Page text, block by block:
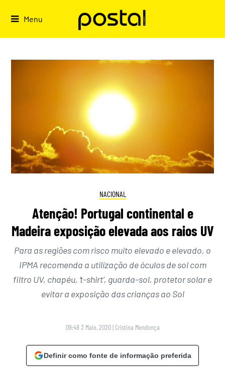
Menu
NACIONAL
Atenção! Portugal continental e
Madeira exposição elevada aos raios UV
Para as regiões com risco muito elevado e elevado, o
IPMA recomenda a utilização de óculos de sol com
filtro UV, chapéu, ‘t-shirt’, guarda-sol, protetor solar e
evitar a exposição das crianças ao Sol
09:48 3 Maio, 2020 | Cristina Mendonça
Definir como fonte de informação preferida